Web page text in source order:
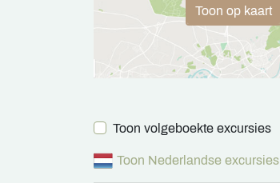
Toon op kaart
Toon volgeboekte excursies
Toon Nederlandse excursies